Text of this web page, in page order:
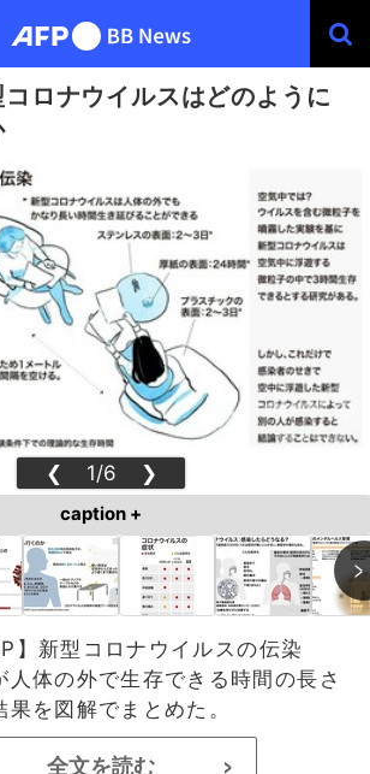
コロナウイルスはどのように
❮ 1/6 ❯
caption +
】新型コロナウイルスの伝染
人体の外で生存できる時間の長さ
を図解でまとめた。
全文を読む >